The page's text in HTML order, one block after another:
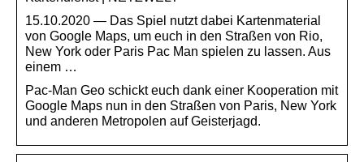
15.10.2020 — Das Spiel nutzt dabei Kartenmaterial
von Google Maps, um euch in den Straßen von Rio,
New York oder Paris Pac Man spielen zu lassen. Aus
einem …
Pac-Man Geo schickt euch dank einer Kooperation mit
Google Maps nun in den Straßen von Paris, New York
und anderen Metropolen auf Geisterjagd.